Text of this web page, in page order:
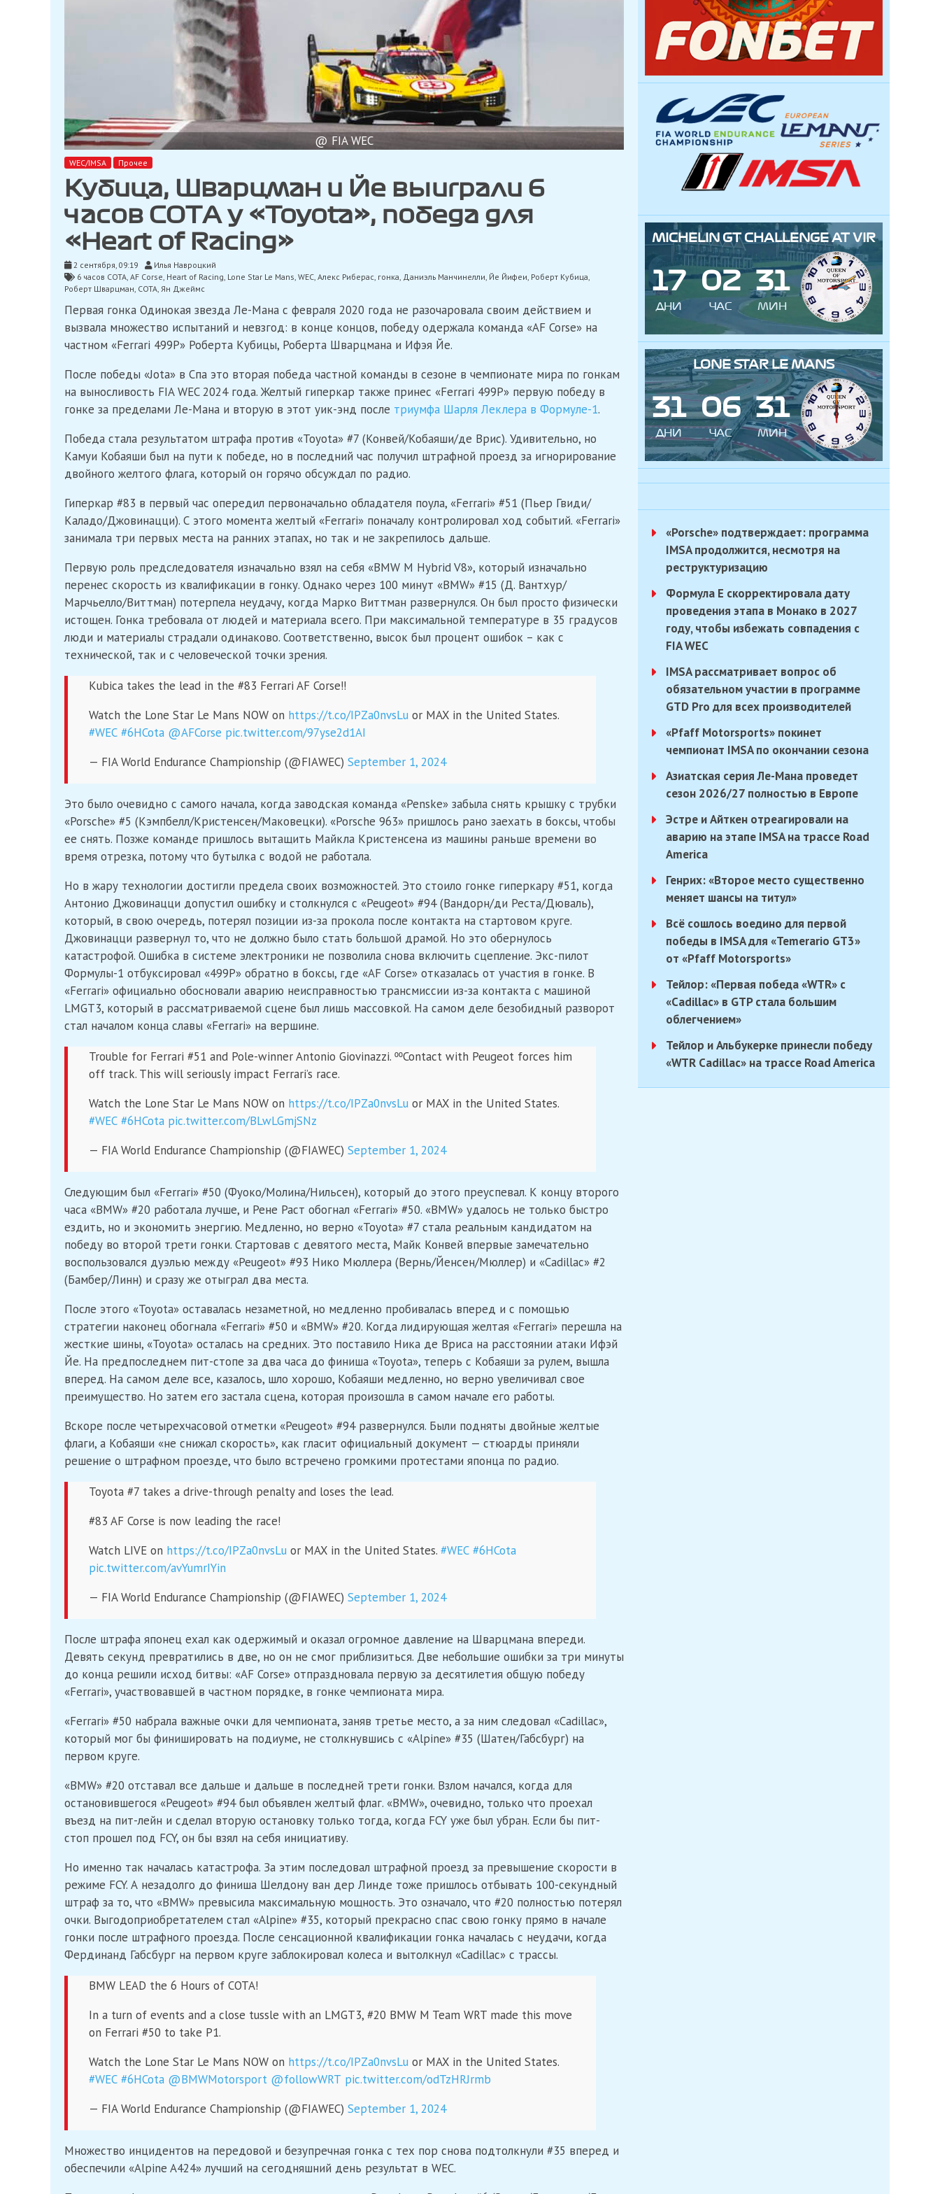
@ FIA WEC
WEC/IMSA Прочее
Кубица, Шварцман и Йе выиграли 6
часов СОТА у «Toyota», победа для
«Heart of Racing»
2 сентября, 09:19
Илья Навроцкий
6 часов СОТА, AF Corse, Heart of Racing, Lone Star Le Mans, WEC, Алекс Риберас, гонка, Даниэль Манчинелли, Йе Йифеи, Роберт Кубица,
Роберт Шварцман, СОТА, Ян Джеймс
Первая гонка Одинокая звезда Ле-Мана с февраля 2020 года не разочаровала своим действием и
вызвала множество испытаний и невзгод: в конце концов, победу одержала команда «AF Corse» на
частном «Ferrari 499P» Роберта Кубицы, Роберта Шварцмана и Ифэя Йе.
После победы «Jota» в Спа это вторая победа частной команды в сезоне в чемпионате мира по гонкам
на выносливость FIA WEC 2024 года. Желтый гиперкар также принес «Ferrari 499P» первую победу в
гонке за пределами Ле-Мана и вторую в этот уик-энд после триумфа Шарля Леклера в Формуле-1.
Победа стала результатом штрафа против «Toyota» #7 (Конвей/Кобаяши/де Врис). Удивительно, но
Камуи Кобаяши был на пути к победе, но в последний час получил штрафной проезд за игнорирование
двойного желтого флага, который он горячо обсуждал по радио.
Гиперкар #83 в первый час опередил первоначально обладателя поула, «Ferrari» #51 (Пьер Гвиди/
Каладо/Джовинацци). С этого момента желтый «Ferrari» поначалу контролировал ход событий. «Ferrari»
занимала три первых места на ранних этапах, но так и не закрепилось дальше.
Первую роль предследователя изначально взял на себя «BMW M Hybrid V8», который изначально
перенес скорость из квалификации в гонку. Однако через 100 минут «BMW» #15 (Д. Вантхур/
Марчьелло/Виттман) потерпела неудачу, когда Марко Виттман развернулся. Он был просто физически
истощен. Гонка требовала от людей и материала всего. При максимальной температуре в 35 градусов
люди и материалы страдали одинаково. Соответственно, высок был процент ошибок – как с
технической, так и с человеческой точки зрения.
Kubica takes the lead in the #83 Ferrari AF Corse!!
Watch the Lone Star Le Mans NOW on https://t.co/IPZa0nvsLu or MAX in the United States.
#WEC #6HCota @AFCorse pic.twitter.com/97yse2d1AI
— FIA World Endurance Championship (@FIAWEC) September 1, 2024
Это было очевидно с самого начала, когда заводская команда «Penske» забыла снять крышку с трубки
«Porsche» #5 (Кэмпбелл/Кристенсен/Маковецки). «Porsche 963» пришлось рано заехать в боксы, чтобы
ее снять. Позже команде пришлось вытащить Майкла Кристенсена из машины раньше времени во
время отрезка, потому что бутылка с водой не работала.
Но в жару технологии достигли предела своих возможностей. Это стоило гонке гиперкару #51, когда
Антонио Джовинацци допустил ошибку и столкнулся с «Peugeot» #94 (Вандорн/ди Реста/Дюваль),
который, в свою очередь, потерял позиции из-за прокола после контакта на стартовом круге.
Джовинацци развернул то, что не должно было стать большой драмой. Но это обернулось
катастрофой. Ошибка в системе электроники не позволила снова включить сцепление. Экс-пилот
Формулы-1 отбуксировал «499P» обратно в боксы, где «AF Corse» отказалась от участия в гонке. В
«Ferrari» официально обосновали аварию неисправностью трансмиссии из-за контакта с машиной
LMGT3, который в рассматриваемой сцене был лишь массовкой. На самом деле безобидный разворот
стал началом конца славы «Ferrari» на вершине.
Trouble for Ferrari #51 and Pole-winner Antonio Giovinazzi. ⁰⁰Contact with Peugeot forces him
off track. This will seriously impact Ferrari’s race.
Watch the Lone Star Le Mans NOW on https://t.co/IPZa0nvsLu or MAX in the United States.
#WEC #6HCota pic.twitter.com/BLwLGmjSNz
— FIA World Endurance Championship (@FIAWEC) September 1, 2024
Следующим был «Ferrari» #50 (Фуоко/Молина/Нильсен), который до этого преуспевал. К концу второго
часа «BMW» #20 работала лучше, и Рене Раст обогнал «Ferrari» #50. «BMW» удалось не только быстро
ездить, но и экономить энергию. Медленно, но верно «Toyota» #7 стала реальным кандидатом на
победу во второй трети гонки. Стартовав с девятого места, Майк Конвей впервые замечательно
воспользовался дуэлью между «Peugeot» #93 Нико Мюллера (Вернь/Йенсен/Мюллер) и «Cadillac» #2
(Бамбер/Линн) и сразу же отыграл два места.
После этого «Toyota» оставалась незаметной, но медленно пробивалась вперед и с помощью
стратегии наконец обогнала «Ferrari» #50 и «BMW» #20. Когда лидирующая желтая «Ferrari» перешла на
жесткие шины, «Toyota» осталась на средних. Это поставило Ника де Вриса на расстоянии атаки Ифэй
Йе. На предпоследнем пит-стопе за два часа до финиша «Toyota», теперь с Кобаяши за рулем, вышла
вперед. На самом деле все, казалось, шло хорошо, Кобаяши медленно, но верно увеличивал свое
преимущество. Но затем его застала сцена, которая произошла в самом начале его работы.
Вскоре после четырехчасовой отметки «Peugeot» #94 развернулся. Были подняты двойные желтые
флаги, а Кобаяши «не снижал скорость», как гласит официальный документ — стюарды приняли
решение о штрафном проезде, что было встречено громкими протестами японца по радио.
Toyota #7 takes a drive-through penalty and loses the lead.
#83 AF Corse is now leading the race!
Watch LIVE on https://t.co/IPZa0nvsLu or MAX in the United States. #WEC #6HCota
pic.twitter.com/avYumrIYin
— FIA World Endurance Championship (@FIAWEC) September 1, 2024
После штрафа японец ехал как одержимый и оказал огромное давление на Шварцмана впереди.
Девять секунд превратились в две, но он не смог приблизиться. Две небольшие ошибки за три минуты
до конца решили исход битвы: «AF Corse» отпраздновала первую за десятилетия общую победу
«Ferrari», участвовавшей в частном порядке, в гонке чемпионата мира.
«Ferrari» #50 набрала важные очки для чемпионата, заняв третье место, а за ним следовал «Cadillac»,
который мог бы финишировать на подиуме, не столкнувшись с «Alpine» #35 (Шатен/Габсбург) на
первом круге.
«BMW» #20 отставал все дальше и дальше в последней трети гонки. Взлом начался, когда для
остановившегося «Peugeot» #94 был объявлен желтый флаг. «BMW», очевидно, только что проехал
въезд на пит-лейн и сделал вторую остановку только тогда, когда FCY уже был убран. Если бы пит-
стоп прошел под FCY, он бы взял на себя инициативу.
Но именно так началась катастрофа. За этим последовал штрафной проезд за превышение скорости в
режиме FCY. А незадолго до финиша Шелдону ван дер Линде тоже пришлось отбывать 100-секундный
штраф за то, что «BMW» превысила максимальную мощность. Это означало, что #20 полностью потерял
очки. Выгодоприобретателем стал «Alpine» #35, который прекрасно спас свою гонку прямо в начале
гонки после штрафного проезда. После сенсационной квалификации гонка началась с неудачи, когда
Фердинанд Габсбург на первом круге заблокировал колеса и вытолкнул «Cadillac» с трассы.
BMW LEAD the 6 Hours of COTA!
In a turn of events and a close tussle with an LMGT3, #20 BMW M Team WRT made this move
on Ferrari #50 to take P1.
Watch the Lone Star Le Mans NOW on https://t.co/IPZa0nvsLu or MAX in the United States.
#WEC #6HCota @BMWMotorsport @followWRT pic.twitter.com/odTzHRJrmb
— FIA World Endurance Championship (@FIAWEC) September 1, 2024
Множество инцидентов на передовой и безупречная гонка с тех пор снова подтолкнули #35 вперед и
обеспечили «Alpine A424» лучший на сегодняшний день результат в WEC.
MICHELIN GT CHALLENGE AT VIR
17
ДНИ
02
ЧАС
31
МИН
LONE STAR LE MANS
31
ДНИ
06
ЧАС
31
МИН
«Porsche» подтверждает: программа
IMSA продолжится, несмотря на
реструктуризацию
Формула E скорректировала дату
проведения этапа в Монако в 2027
году, чтобы избежать совпадения с
FIA WEC
IMSA рассматривает вопрос об
обязательном участии в программе
GTD Pro для всех производителей
«Pfaff Motorsports» покинет
чемпионат IMSA по окончании сезона
Азиатская серия Ле-Мана проведет
сезон 2026/27 полностью в Европе
Эстре и Айткен отреагировали на
аварию на этапе IMSA на трассе Road
America
Генрих: «Второе место существенно
меняет шансы на титул»
Всё сошлось воедино для первой
победы в IMSA для «Temerario GT3»
от «Pfaff Motorsports»
Тейлор: «Первая победа «WTR» с
«Cadillac» в GTP стала большим
облегчением»
Тейлор и Альбукерке принесли победу
«WTR Cadillac» на трассе Road America